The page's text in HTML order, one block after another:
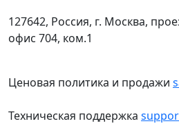
127642, Россия, г. Москва,
офис 704, ком.1
Ценовая политика и продажи
Техническая поддержка